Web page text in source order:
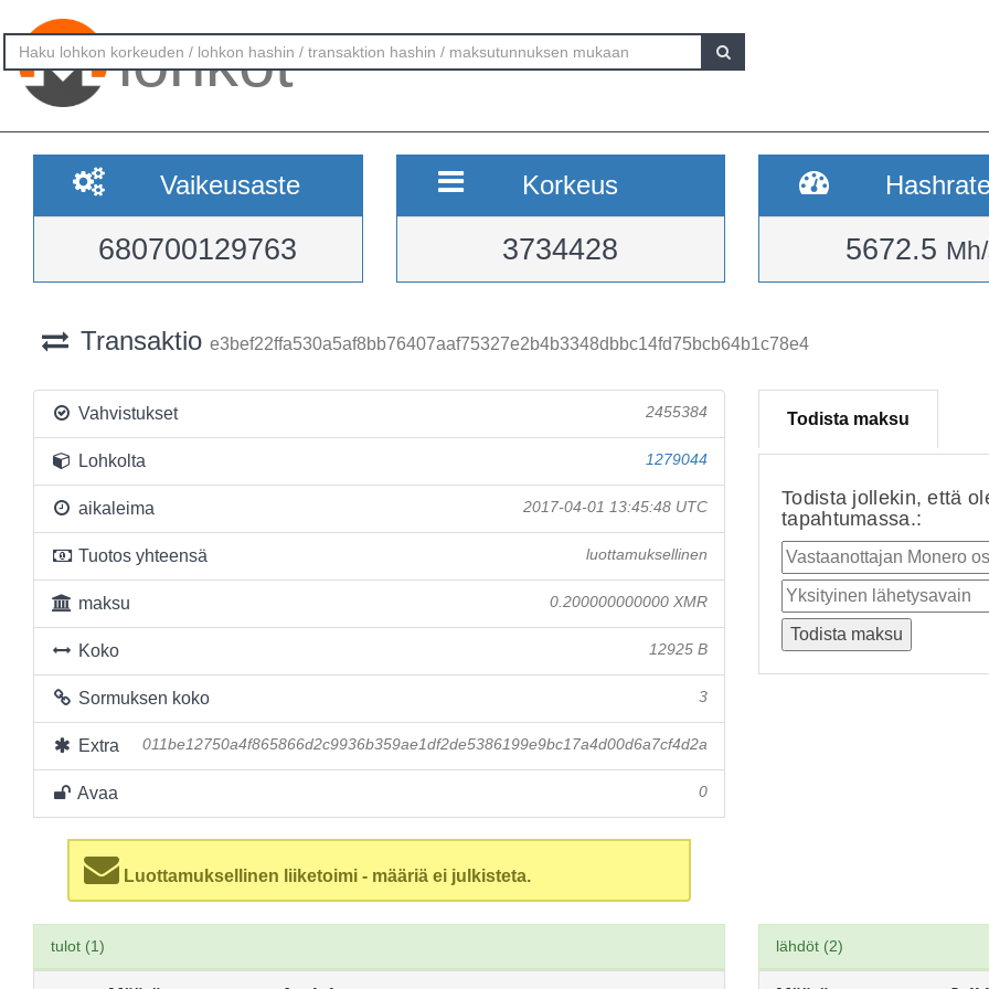
lohkot
Vaikeusaste
680700129763
Korkeus
3734428 5672.5
Transaktio e3bef22ffa530a5af8bb76407aaf75327e2b4b3348dbbc14fd75bcb64b1c78e4
Vahvistukset 2455384
Lohkolta 1279044
aikaleima 2017-04-01 13:45:48 UTC
Tuotos yhteensä luottamuksellinen
maksu 0.200000000000 XMR
Koko 12925 B
Sormuksen koko 3
Extra 011be12750a4f865866d2c9936b359ae1df2de5386199e9bc17a4d00d6a7cf4d2a
Avaa 0
Luottamuksellinen liiketoimi - määriä ei julkisteta.
Todista maksu
Todista jollekin, että
tapahtumassa.:
tulot (1) lähdöt (2)